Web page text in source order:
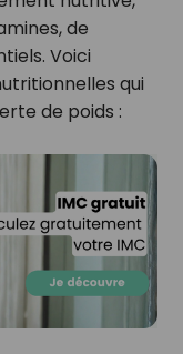
de
Voici
qui
de poids :